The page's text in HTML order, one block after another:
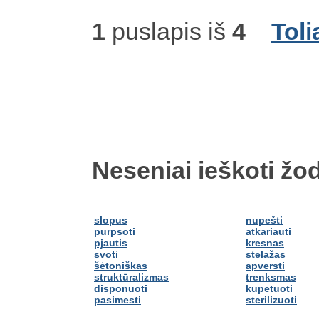
1 puslapis iš 4
Neseniai ieškoti
slopus
purpsoti
pjautis
svoti
šėtoniškas
struktūralizmas
disponuoti
pasimesti
nupešti
atkariauti
kresnas
stelažas
apversti
trenksmas
kupetuoti
sterilizuoti